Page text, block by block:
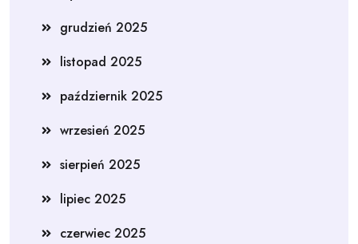
grudzień 2025
listopad 2025
październik 2025
wrzesień 2025
sierpień 2025
lipiec 2025
czerwiec 2025